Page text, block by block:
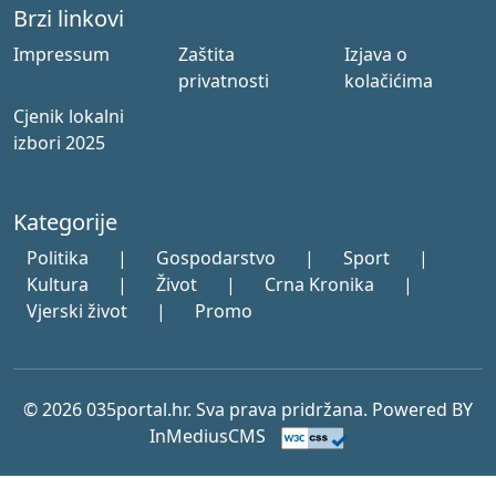
Brzi linkovi
Impressum
Zaštita
privatnosti
Izjava o
kolačićima
Cjenik lokalni
izbori 2025
Kategorije
Politika | Gospodarstvo | Sport
|
Kultura
| Život | Crna Kronika
|
Vjerski život
| Promo
© 2026 035portal.hr. Sva prava pridržana. Powered BY
InMediusCMS